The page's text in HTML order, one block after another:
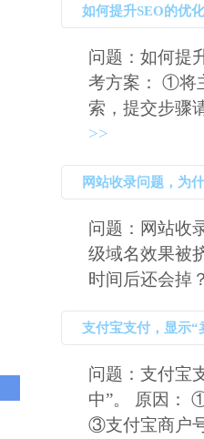
如何提升SEO的优
问题：如何提
考方案： ①将
索，提交步骤
>>
网站收录问题，为
了？发外
问题：网站收
级域名效果被
时间后还会掉
支付宝支付，显示“
问题：支付宝
中”。 原因：
③支付宝商户